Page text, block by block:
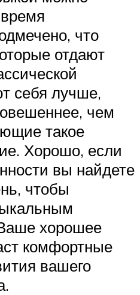
что
отдают
себя лучше,
чем
такое
Хорошо, если
вы найдете
чтобы
хорошее
комфортные
вашего